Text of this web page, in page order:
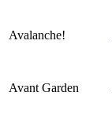
Avalanche!
Avant Garden